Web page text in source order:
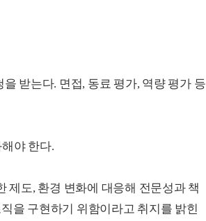
받는다. 면접, 동료 평가, 역량 평가 등
야 한다.
제도, 환경 변화에 대응해 전문성과 책
을 구현하기 위함이라고 취지를 밝힌